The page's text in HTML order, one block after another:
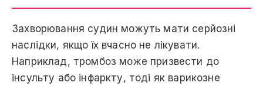
Захворювання судин можуть мати серйозні
наслідки, якщо їх вчасно нe лікувати.
Наприклад, тромбоз може призвести до
інсульту aбо інфаркту, тоді як варикозне